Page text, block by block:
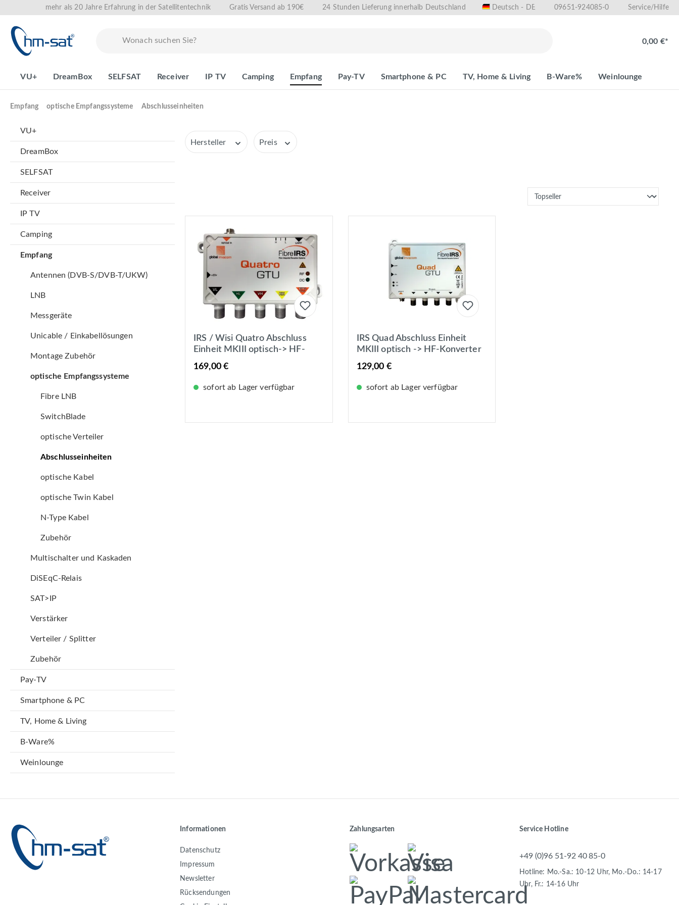
Zur Hauptnavigation springen
mehr als 20 Jahre Erfahrung in der Satellitentechnik Gratis Versand ab 190€ 24 Stunden Lieferung innerhalb Deutschland Deutsch - DE 09651-924085-0 Service/Hilfe
0,00 €*
VU+ DreamBox SELFSAT Receiver IP TV Camping Empfang Pay-TV Smartphone & PC TV, Home & Living B-Ware% Weinlounge
Empfang optische Empfangssysteme Abschlusseinheiten
VU+
DreamBox
SELFSAT
Receiver
IP TV
Camping
Empfang
Antennen (DVB-S/DVB-T/UKW)
LNB
Messgeräte
Unicable / Einkabellösungen
Montage Zubehör
optische Empfangssysteme
Fibre LNB
SwitchBlade
optische Verteiler
Abschlusseinheiten
optische Kabel
optische Twin Kabel
N-Type Kabel
Zubehör
Multischalter und Kaskaden
DiSEqC-Relais
SAT>IP
Verstärker
Verteiler / Splitter
Zubehör
Pay-TV
Smartphone & PC
TV, Home & Living
B-Ware%
Weinlounge
Hersteller Preis
IRS / Wisi Quatro Abschluss
Einheit MKIII optisch-> HF-
Konverter mit terr. Ausgang für
Multischalter
169,00 €
sofort ab Lager verfügbar
IRS Quad Abschluss Einheit
MKIII optisch -> HF-Konverter
für 4 Receiver
129,00 €
sofort ab Lager verfügbar
Informationen
Datenschutz
Impressum
Newsletter
Rücksendungen
Zahlungsarten Service Hotline
+49 (0)96 51-92 40 85-0
Hotline: Mo.-Sa.: 10-12 Uhr, Mo.-Do.: 14-17
Uhr, Fr.: 14-16 Uhr